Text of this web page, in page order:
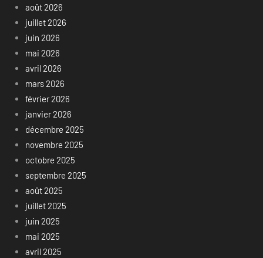
août 2026
juillet 2026
juin 2026
mai 2026
avril 2026
mars 2026
février 2026
janvier 2026
décembre 2025
novembre 2025
octobre 2025
septembre 2025
août 2025
juillet 2025
juin 2025
mai 2025
avril 2025